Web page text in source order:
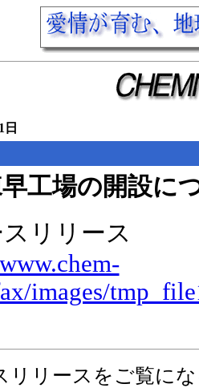
日
工場の開設に
リリース
images/
リリースをご覧に